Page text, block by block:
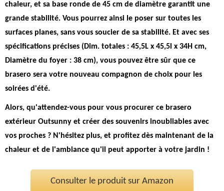
chaleur, et sa base ronde de 45 cm de diamètre garantit une
grande stabilité. Vous pourrez ainsi le poser sur toutes les
surfaces planes, sans vous soucier de sa stabilité. Et avec ses
spécifications précises (Dim. totales : 45,5L x 45,5l x 34H cm,
Diamètre du foyer : 38 cm), vous pouvez être sûr que ce
brasero sera votre nouveau compagnon de choix pour les
soirées d'été.
Alors, qu'attendez-vous pour vous procurer ce brasero
extérieur Outsunny et créer des souvenirs inoubliables avec
vos proches ? N'hésitez plus, et profitez dès maintenant de la
chaleur et de l'ambiance qu'il peut apporter à votre jardin !
Consulter le produit sur Amazon